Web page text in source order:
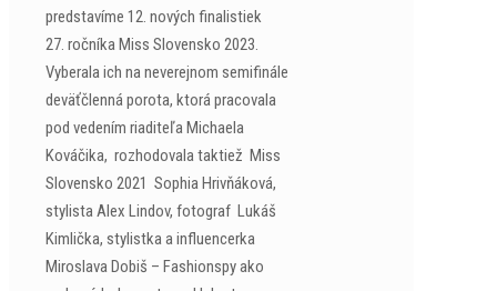
predstavíme 12. nových finalistiek
27. ročníka Miss Slovensko 2023.
Vyberala ich na neverejnom semifinále
deväťčlenná porota, ktorá pracovala
pod vedením riaditeľa Michaela
Kováčika, rozhodovala taktiež Miss
Slovensko 2021 Sophia Hrivňáková,
stylista Alex Lindov, fotograf Lukáš
Kimlička, stylistka a influencerka
Miroslava Dobiš – Fashionspy ako